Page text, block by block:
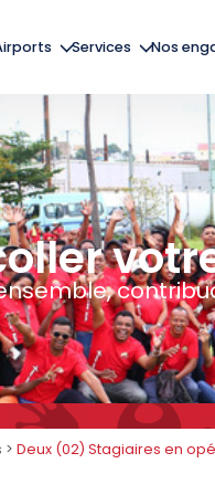
Services Nos
> Deux (02) Stagiaires en